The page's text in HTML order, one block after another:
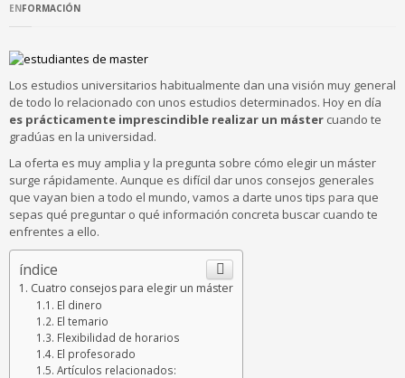
ENFORMACIÓN
Los estudios universitarios habitualmente dan una visión muy general
de todo lo relacionado con unos estudios determinados. Hoy en día
es prácticamente imprescindible realizar un máster cuando te
gradúas en la universidad.
La oferta es muy amplia y la pregunta sobre cómo elegir un máster
surge rápidamente. Aunque es difícil dar unos consejos generales
que vayan bien a todo el mundo, vamos a darte unos tips para que
sepas qué preguntar o qué información concreta buscar cuando te
enfrentes a ello.
índice
Cuatro consejos para elegir un máster
El dinero
El temario
Flexibilidad de horarios
El profesorado
Artículos relacionados: